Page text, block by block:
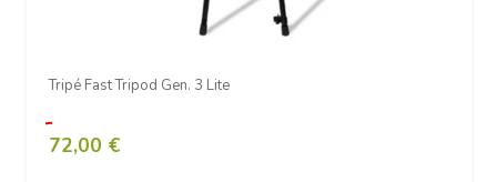
Tripé Fast Tripod Gen. 3 Lite
72,00 €